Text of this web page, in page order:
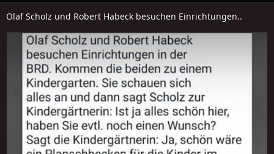
Olaf Scholz und Robert Habeck besuchen Einrichtungen..